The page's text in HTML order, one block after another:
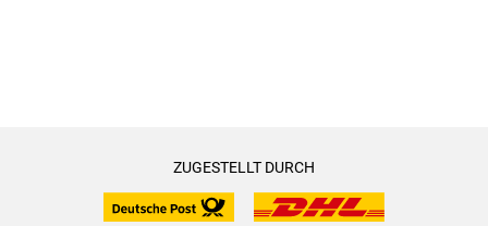
ZUGESTELLT DURCH